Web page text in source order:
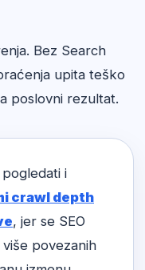
Bez Search
upita teško
poslovni rezultat.
i
crawl depth
, jer se SEO
povezanih